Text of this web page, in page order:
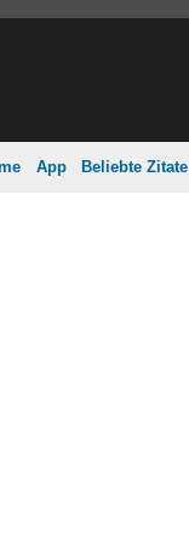
App Beliebte Zitate